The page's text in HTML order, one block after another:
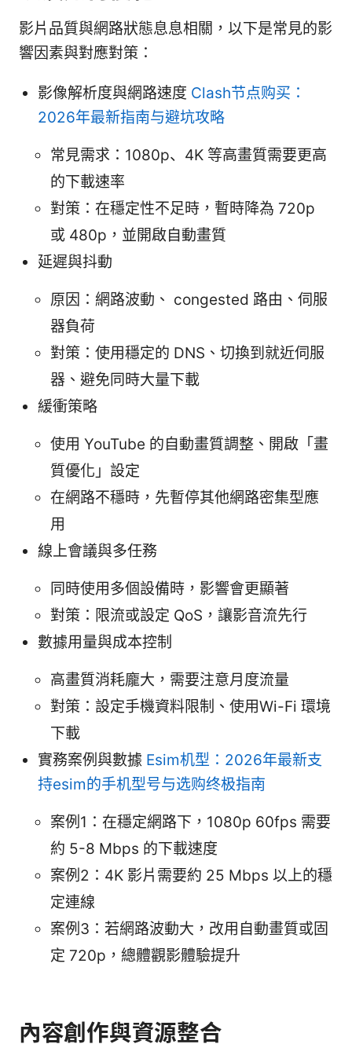
影片品質與網路狀態息息相關，以下是常見的影
響因素與對應對策：
影像解析度與網路速度 Clash节点购买：
2026年最新指南与避坑攻略
常見需求：1080p、4K 等高畫質需要更高
的下載速率
對策：在穩定性不足時，暫時降為 720p
或 480p，並開啟自動畫質
延遲與抖動
原因：網路波動、 congested 路由、伺服
器負荷
對策：使用穩定的 DNS、切換到就近伺服
器、避免同時大量下載
緩衝策略
使用 YouTube 的自動畫質調整、開啟「畫
質優化」設定
在網路不穩時，先暫停其他網路密集型應
用
線上會議與多任務
同時使用多個設備時，影響會更顯著
對策：限流或設定 QoS，讓影音流先行
數據用量與成本控制
高畫質消耗龐大，需要注意月度流量
對策：設定手機資料限制、使用Wi-Fi 環境
下載
實務案例與數據 Esim机型：2026年最新支
持esim的手机型号与选购终极指南
案例1：在穩定網路下，1080p 60fps 需要
約 5-8 Mbps 的下載速度
案例2：4K 影片需要約 25 Mbps 以上的穩
定連線
案例3：若網路波動大，改用自動畫質或固
定 720p，總體觀影體驗提升
內容創作與資源整合